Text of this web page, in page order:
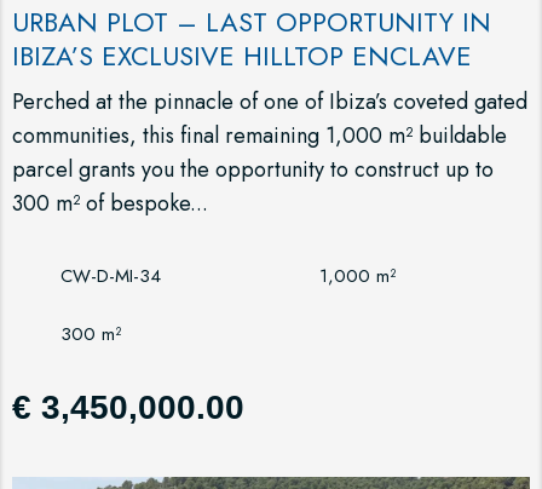
URBAN PLOT – LAST OPPORTUNITY IN
IBIZA’S EXCLUSIVE HILLTOP ENCLAVE
Perched at the pinnacle of one of Ibiza’s coveted gated
communities, this final remaining 1,000 m² buildable
parcel grants you the opportunity to construct up to
300 m² of bespoke...
CW-D-MI-34 1,000 m²
300 m²
€ 3,450,000.00